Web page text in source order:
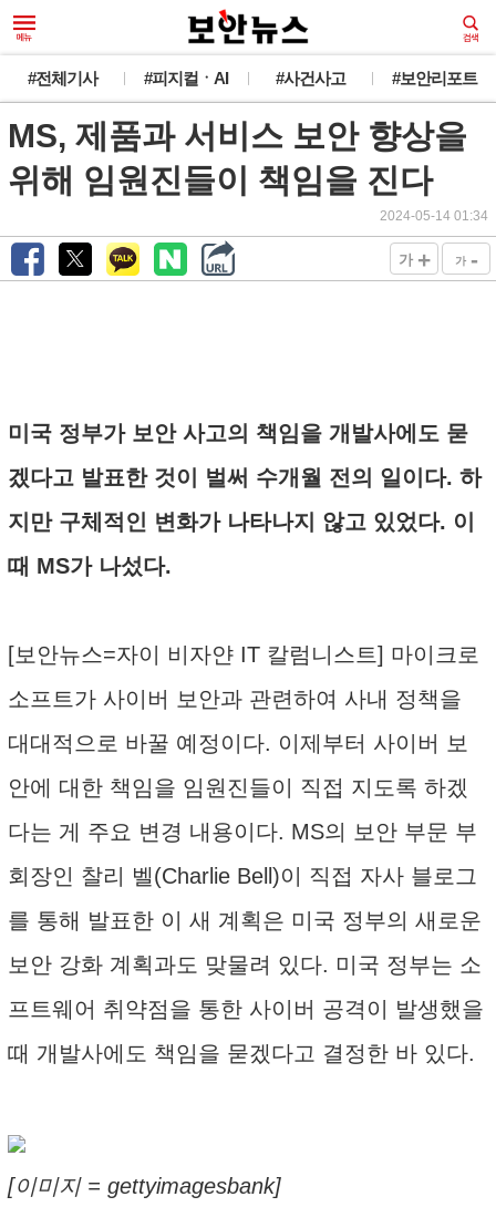
#전체기사 #피지컬ㆍAI #사건사고 #보안리포트
MS, 제품과 서비스 보안 향상을
위해 임원진들이 책임을 진다
2024-05-14 01:34
가 + 가 -
미국 정부가 보안 사고의 책임을 개발사에도 묻
겠다고 발표한 것이 벌써 수개월 전의 일이다. 하
지만 구체적인 변화가 나타나지 않고 있었다. 이
때 MS가 나섰다.
[보안뉴스=자이 비자얀 IT 칼럼니스트] 마이크로
소프트가 사이버 보안과 관련하여 사내 정책을
대대적으로 바꿀 예정이다. 이제부터 사이버 보
안에 대한 책임을 임원진들이 직접 지도록 하겠
다는 게 주요 변경 내용이다. MS의 보안 부문 부
회장인 찰리 벨(Charlie Bell)이 직접 자사 블로그
를 통해 발표한 이 새 계획은 미국 정부의 새로운
보안 강화 계획과도 맞물려 있다. 미국 정부는 소
프트웨어 취약점을 통한 사이버 공격이 발생했을
때 개발사에도 책임을 묻겠다고 결정한 바 있다.
[이미지 = gettyimagesbank]